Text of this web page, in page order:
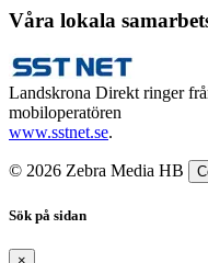
Våra lokala
Landskrona Direkt ringer
mobiloperatören
www.sstnet.se.
© 2026 Zebra Media HB
Sök på sidan